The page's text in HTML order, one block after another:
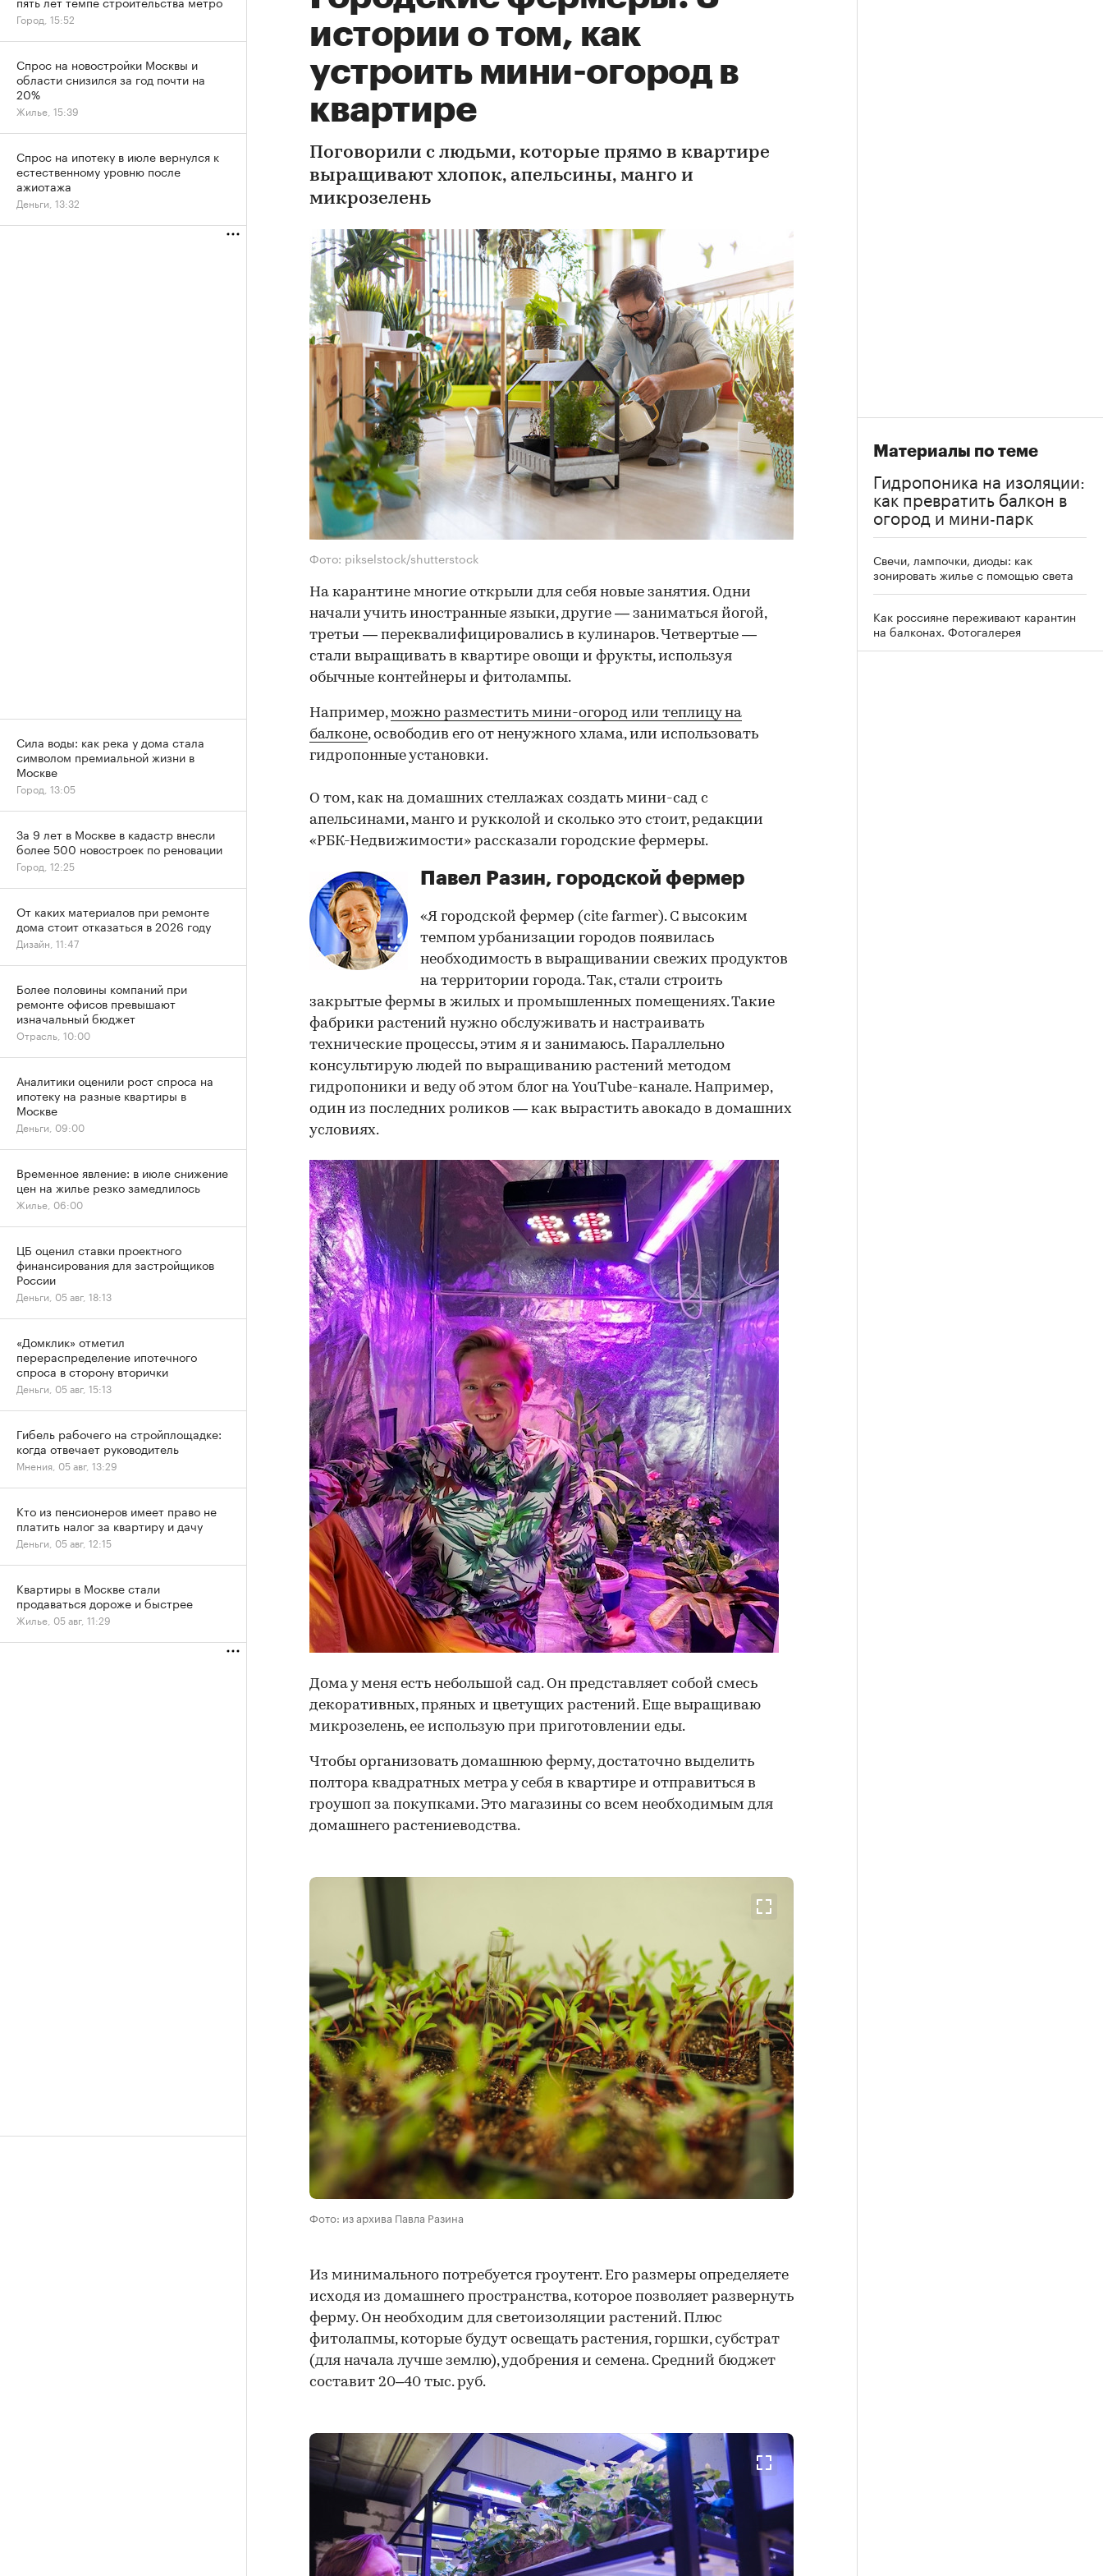
истории о том, как
устроить мини-огород в
квартире
Поговорили с людьми, которые прямо в квартире
выращивают хлопок, апельсины, манго и
микрозелень
Фото: pikselstock/shutterstock
На карантине многие открыли для себя новые занятия. Одни
начали учить иностранные языки, другие — заниматься йогой,
третьи — переквалифицировались в кулинаров. Четвертые —
стали выращивать в квартире овощи и фрукты, используя
обычные контейнеры и фитолампы.
Например,можно разместить мини-огород или теплицу на
балконе, освободив его от ненужного хлама, или использовать
гидропонные установки.
О том, как на домашних стеллажах создать мини-сад с
апельсинами, манго и рукколой и сколько это стоит, редакции
«РБК-Недвижимости» рассказали городские фермеры.
Павел Разин, городской фермер
«Я городской фермер (cite farmer). С высоким
темпом урбанизации городов появилась
необходимость в выращивании свежих продуктов
на территории города. Так, стали строить
закрытые фермы в жилых и промышленных помещениях. Такие
фабрики растений нужно обслуживать и настраивать
технические процессы, этим я и занимаюсь. Параллельно
консультирую людей по выращиванию растений методом
гидропоники и веду об этом блог на YouTube-канале. Например,
один из последних роликов — как вырастить авокадо в домашних
условиях.
Дома у меня есть небольшой сад. Он представляет собой смесь
декоративных, пряных и цветущих растений. Еще выращиваю
микрозелень, ее использую при приготовлении еды.
Чтобы организовать домашнюю ферму, достаточно выделить
полтора квадратных метра у себя в квартире и отправиться в
гроушоп за покупками. Это магазины со всем необходимым для
домашнего растениеводства.
Фото: из архива Павла Разина
Из минимального потребуется гроутент. Его размеры определяете
исходя из домашнего пространства, которое позволяет развернуть
ферму. Он необходим для светоизоляции растений. Плюс
фитолапмы, которые будут освещать растения, горшки, субстрат
(для начала лучше землю), удобрения и семена. Средний бюджет
составит 20–40 тыс. руб.
Материалы по теме
Гидропоника на изоляции:
как превратить балкон в
огород и мини-парк
Свечи, лампочки, диоды: как
зонировать жилье с помощью света
Как россияне переживают карантин
на балконах. Фотогалерея
Город, 15:52
Спрос на новостройки Москвы и
области снизился за год почти на
20%
Жилье, 15:39
Спрос на ипотеку в июле вернулся к
естественному уровню после
ажиотажа
Деньги, 13:32
Сила воды: как река у дома стала
символом премиальной жизни в
Москве
Город, 13:05
За 9 лет в Москве в кадастр внесли
более 500 новостроек по реновации
Город, 12:25
От каких материалов при ремонте
дома стоит отказаться в 2026 году
Дизайн, 11:47
Более половины компаний при
ремонте офисов превышают
изначальный бюджет
Отрасль, 10:00
Аналитики оценили рост спроса на
ипотеку на разные квартиры в
Москве
Деньги, 09:00
Временное явление: в июле снижение
цен на жилье резко замедлилось
Жилье, 06:00
ЦБ оценил ставки проектного
финансирования для застройщиков
России
Деньги, 05 авг, 18:13
«Домклик» отметил
перераспределение ипотечного
спроса в сторону вторички
Деньги, 05 авг, 15:13
Гибель рабочего на стройплощадке:
когда отвечает руководитель
Мнения, 05 авг, 13:29
Кто из пенсионеров имеет право не
платить налог за квартиру и дачу
Деньги, 05 авг, 12:15
Квартиры в Москве стали
продаваться дороже и быстрее
Жилье, 05 авг, 11:29